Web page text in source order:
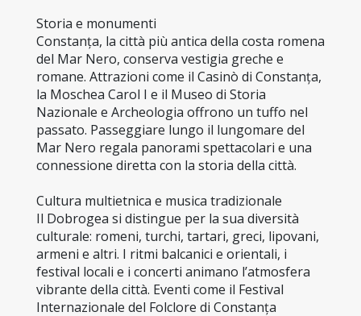
Storia e monumenti
Constanța, la città più antica della costa romena
del Mar Nero, conserva vestigia greche e
romane. Attrazioni come il Casinò di Constanța,
la Moschea Carol I e il Museo di Storia
Nazionale e Archeologia offrono un tuffo nel
passato. Passeggiare lungo il lungomare del
Mar Nero regala panorami spettacolari e una
connessione diretta con la storia della città.
Cultura multietnica e musica tradizionale
Il Dobrogea si distingue per la sua diversità
culturale: romeni, turchi, tartari, greci, lipovani,
armeni e altri. I ritmi balcanici e orientali, i
festival locali e i concerti animano l’atmosfera
vibrante della città. Eventi come il Festival
Internazionale del Folclore di Constanța